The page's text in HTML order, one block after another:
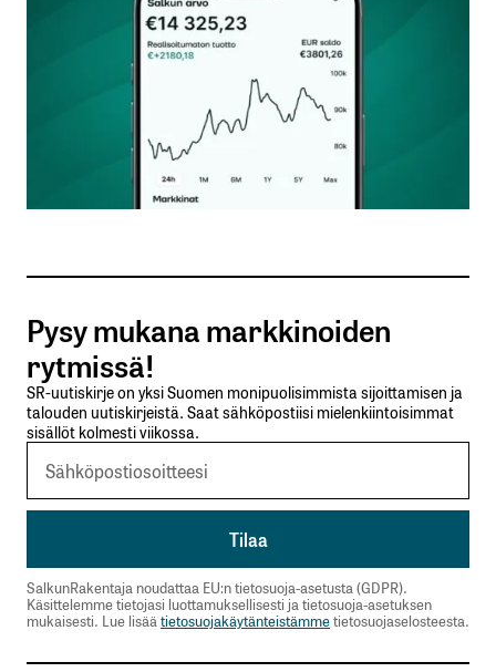
Oman pääoman
tuotto on tietysti erittäin hyvä yritysten
väliseen vertailuun sopiva mittari. Luonteeltaan se
on kuitenkin osa yrityksen
historiallista kehitystä ja on tavallaan yksittäinen
mittari. Kiinnostavampaa kuin yksittäiset luvut
niiden muutokset esimerkiksi
vuosineljänneksittäin tai tavanomainen vertailu
vauhti, ei niinkään pelkkä taso sinänsä.
Vastaavasti yrityksen operatiivista toimintaa
mittaavat parhaiten liikevaihto ja –
voitto sekä niiden muutokset vuosineljänneksittäin
tai edellisen
vertailukauden arvoista. Tunnettua on
se, että yritysten on helpompi parantaa tulostaan
kuin lisätä liikevaihtoaan,
jolloin liikevaihdon muutokset ovat todella
kiinnostavia. Pitemmällä
liikevaihtoaan lisäävät yritykset
enemmän kuin pelkästään saneerauksilla
tulostaan kohentavat yritykset.
Pysy mukana markkinoiden
rytmissä!
SR-uutiskirje on yksi Suomen monipuolisimmista sijoittamisen ja
talouden uutiskirjeistä. Saat sähköpostiisi mielenkiintoisimmat
sisällöt kolmesti viikossa.
SalkunRakentaja noudattaa EU:n tietosuoja-asetusta (GDPR).
Käsittelemme tietojasi luottamuksellisesti ja tietosuoja-asetuksen
mukaisesti. Lue lisää tietosuojakäytänteistämmetietosuojaselosteesta.